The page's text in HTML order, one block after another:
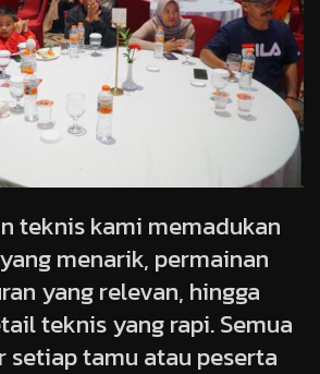
teknis kami memadukan
menarik, permainan
yang relevan, hingga
teknis yang rapi. Semua
setiap tamu atau peserta